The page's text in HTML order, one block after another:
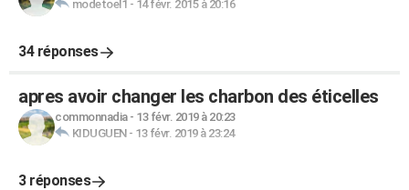
modetoel1 - 14 févr. 2015 à 20:16
34 réponses
apres avoir changer les charbon des éticelles
commonnadia- 13 févr. 2019 à 20:23
KIDUGUEN- 13 févr. 2019 à 23:24
3 réponses